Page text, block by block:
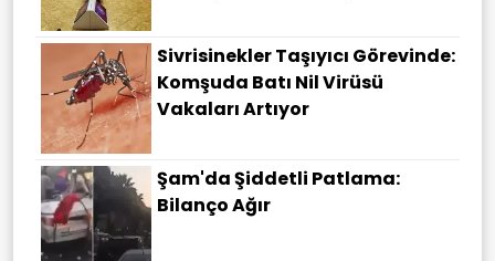
Sivrisinekler Taşıyıcı Görevinde:
Komşuda Batı Nil Virüsü
Vakaları Artıyor
Şam'da Şiddetli Patlama:
Bilanço Ağır